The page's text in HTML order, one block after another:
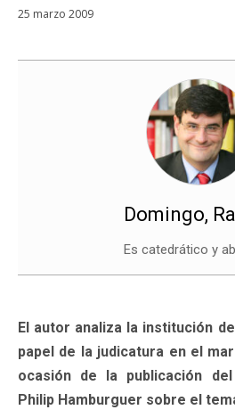
25 marzo 2009
Domingo,
Es catedrático y
El autor analiza la institución
papel de la judicatura en el
ocasión de la publicación
Philip Hamburguer sobre el